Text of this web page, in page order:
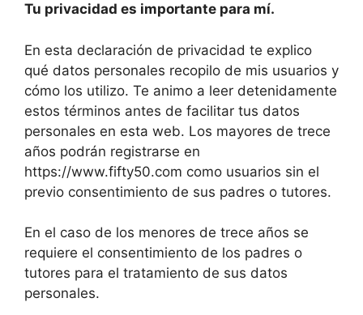
Tu privacidad es importante para mí.
En esta declaración de privacidad te explico
qué datos personales recopilo de mis usuarios y
cómo los utilizo. Te animo a leer detenidamente
estos términos antes de facilitar tus datos
personales en esta web. Los mayores de trece
años podrán registrarse en
https://www.fifty50.com como usuarios sin el
previo consentimiento de sus padres o tutores.
En el caso de los menores de trece años se
requiere el consentimiento de los padres o
tutores para el tratamiento de sus datos
personales.